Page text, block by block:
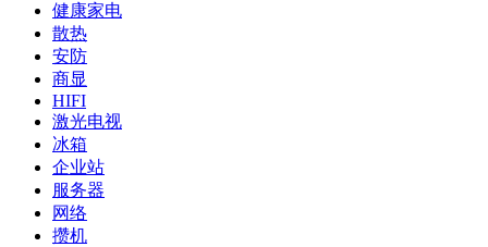
健康家电
散热
安防
商显
HIFI
激光电视
冰箱
企业站
服务器
网络
攒机